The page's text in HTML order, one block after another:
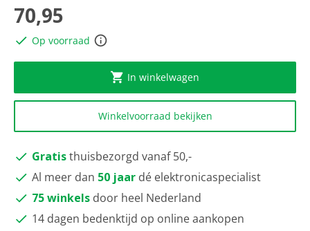
Dezelfde
paginalink.
70,95
Op voorraad
In winkelwagen
Winkelvoorraad bekijken
Gratisthuisbezorgd vanaf 50,-
Al meer dan 50 jaar dé elektronicaspecialist
75 winkels door heel Nederland
14 dagen bedenktijd op online aankopen